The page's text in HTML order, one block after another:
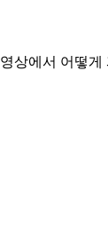
에서 어떻